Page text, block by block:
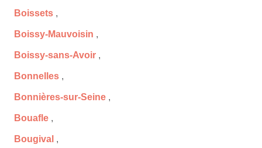
Boissets ,
Boissy-Mauvoisin ,
Boissy-sans-Avoir ,
Bonnelles ,
Bonnières-sur-Seine ,
Bouafle ,
Bougival ,